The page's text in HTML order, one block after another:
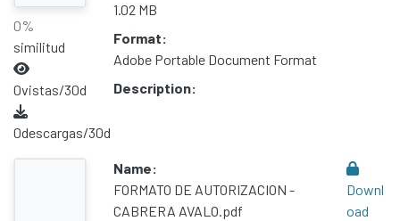
Políticas
0%
similitud
0vistas/30d
0descargas/30d
1.02 MB
Format:
Adobe Portable Document Format
Description:
Name:
FORMATO DE AUTORIZACION -
CABRERA AVALO.pdf
Downl
oad